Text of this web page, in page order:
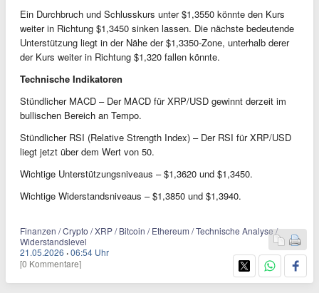
Ein Durchbruch und Schlusskurs unter $1,3550 könnte den Kurs
weiter in Richtung $1,3450 sinken lassen. Die nächste bedeutende
Unterstützung liegt in der Nähe der $1,3350-Zone, unterhalb derer
der Kurs weiter in Richtung $1,320 fallen könnte.
Technische Indikatoren
Stündlicher MACD – Der MACD für XRP/USD gewinnt derzeit im
bullischen Bereich an Tempo.
Stündlicher RSI (Relative Strength Index) – Der RSI für XRP/USD
liegt jetzt über dem Wert von 50.
Wichtige Unterstützungsniveaus – $1,3620 und $1,3450.
Wichtige Widerstandsniveaus – $1,3850 und $1,3940.
Finanzen / Crypto / XRP / Bitcoin / Ethereum / Technische Analyse /
Widerstandslevel
21.05.2026 ·06:54 Uhr
[0 Kommentare]